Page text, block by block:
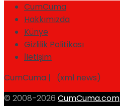
CumCuma
Hakkımızda
Künye
Gizlilik Politikası
İletişim
CumCuma | (xml news)
© 2008-2026 CumCuma.com